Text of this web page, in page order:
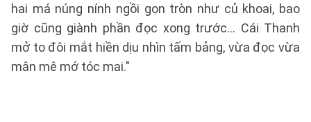
hai má núng nính ngồi gọn tròn như củ khoai, bao
giờ cũng giành phần đọc xong trước... Cái Thanh
mở to đôi mắt hiền dịu nhìn tấm bảng, vừa đọc vừa
mân mê mớ tóc mai."